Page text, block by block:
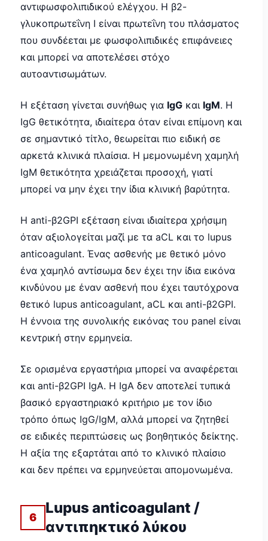
αντιφωσφολιπιδικού ελέγχου. Η β2-
γλυκοπρωτεΐνη Ι είναι πρωτεΐνη του πλάσματος
που συνδέεται με φωσφολιπιδικές επιφάνειες
και μπορεί να αποτελέσει στόχο
αυτοαντισωμάτων.
Η εξέταση γίνεται συνήθως για IgG και IgM. Η
IgG θετικότητα, ιδιαίτερα όταν είναι επίμονη και
σε σημαντικό τίτλο, θεωρείται πιο ειδική σε
αρκετά κλινικά πλαίσια. Η μεμονωμένη χαμηλή
IgM θετικότητα χρειάζεται προσοχή, γιατί
μπορεί να μην έχει την ίδια κλινική βαρύτητα.
Η anti-β2GPI εξέταση είναι ιδιαίτερα χρήσιμη
όταν αξιολογείται μαζί με τα aCL και το lupus
anticoagulant. Ένας ασθενής με θετικό μόνο
ένα χαμηλό αντίσωμα δεν έχει την ίδια εικόνα
κινδύνου με έναν ασθενή που έχει ταυτόχρονα
θετικό lupus anticoagulant, aCL και anti-β2GPI.
Η έννοια της συνολικής εικόνας του panel είναι
κεντρική στην ερμηνεία.
Σε ορισμένα εργαστήρια μπορεί να αναφέρεται
και anti-β2GPI IgA. Η IgA δεν αποτελεί τυπικά
βασικό εργαστηριακό κριτήριο με τον ίδιο
τρόπο όπως IgG/IgM, αλλά μπορεί να ζητηθεί
σε ειδικές περιπτώσεις ως βοηθητικός δείκτης.
Η αξία της εξαρτάται από το κλινικό πλαίσιο
και δεν πρέπει να ερμηνεύεται απομονωμένα.
6
Lupus anticoagulant /
αντιπηκτικό λύκου